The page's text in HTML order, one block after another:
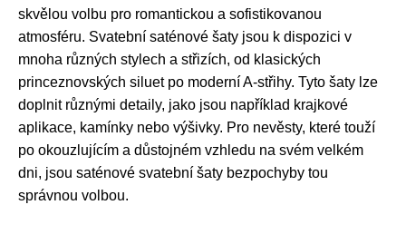
skvělou volbu pro romantickou a sofistikovanou
atmosféru. Svatební saténové šaty jsou k dispozici v
mnoha různých stylech a střizích, od klasických
princeznovských siluet po moderní A-střihy. Tyto šaty lze
doplnit různými detaily, jako jsou například krajkové
aplikace, kamínky nebo výšivky. Pro nevěsty, které touží
po okouzlujícím a důstojném vzhledu na svém velkém
dni, jsou saténové svatební šaty bezpochyby tou
správnou volbou.